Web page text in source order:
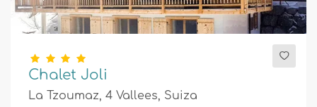
Chalet Joli
La Tzoumaz, 4 Vallees, Suiza